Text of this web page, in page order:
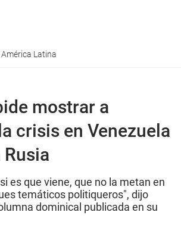
América Latina
mostrar a
crisis en Venezuela
es que viene, que no la metan en
temáticos politiqueros", dijo
dominical publicada en su